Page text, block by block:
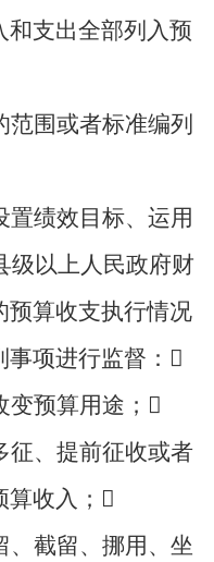
和支出全部列入预
范围或者标准编列
置绩效目标、运用
级以上人民政府财
预算收支执行情况
项进行监督： 
变预算用途； 
征、提前征收或者
收入； 
、截留、挪用、坐